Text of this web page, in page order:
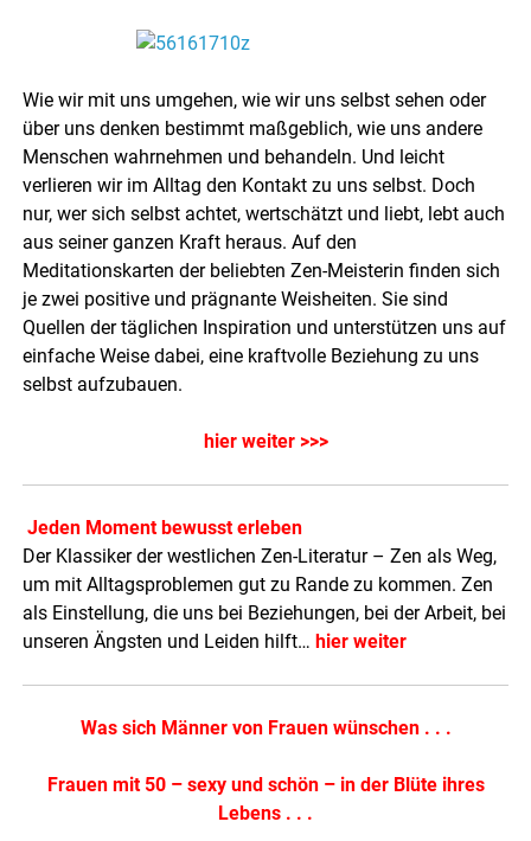
Wie wir mit uns umgehen, wie wir uns selbst sehen oder
über uns denken bestimmt maßgeblich, wie uns andere
Menschen wahrnehmen und behandeln. Und leicht
verlieren wir im Alltag den Kontakt zu uns selbst. Doch
nur, wer sich selbst achtet, wertschätzt und liebt, lebt auch
aus seiner ganzen Kraft heraus. Auf den
Meditationskarten der beliebten Zen-Meisterin finden sich
je zwei positive und prägnante Weisheiten. Sie sind
Quellen der täglichen Inspiration und unterstützen uns auf
einfache Weise dabei, eine kraftvolle Beziehung zu uns
selbst aufzubauen.
hier weiter >>>
Jeden Moment bewusst erleben
Der Klassiker der westlichen Zen-Literatur – Zen als Weg,
um mit Alltagsproblemen gut zu Rande zu kommen. Zen
als Einstellung, die uns bei Beziehungen, bei der Arbeit, bei
unseren Ängsten und Leiden hilft… hier weiter
Was sich Männer von Frauen wünschen . . .
Frauen mit 50 – sexy und schön – in der Blüte ihres
Lebens . . .